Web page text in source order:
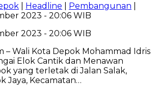
Headline Pembangunan
2023 - 20:06 WIB
2023 - 20:06 WIB
– Wali Kota Depok Mohammad Idris
Elok Cantik dan Menawan
yang terletak di Jalan Salak,
Jaya, Kecamatan…